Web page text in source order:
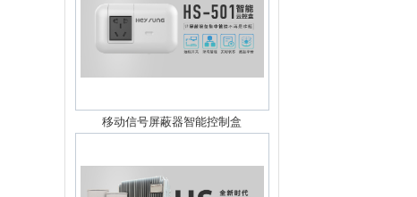
移动信号屏蔽器智能控制盒